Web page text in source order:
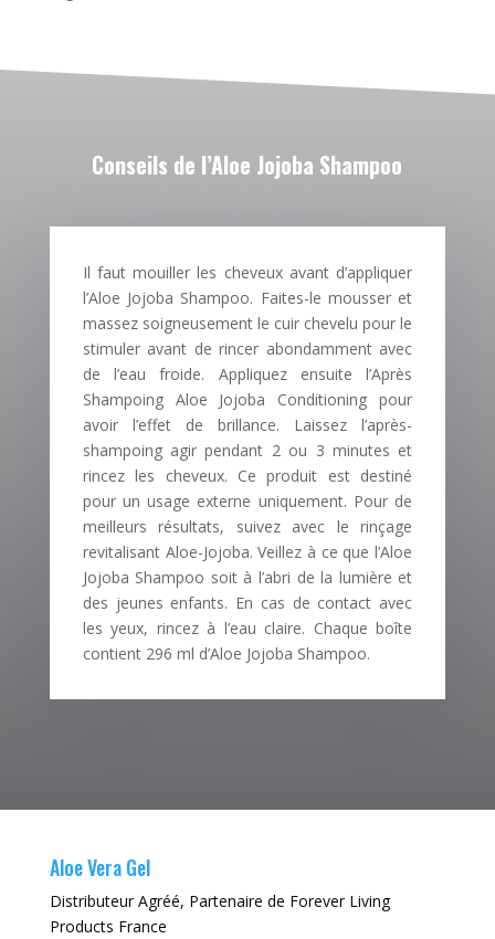
Conseils de l’Aloe Jojoba Shampoo
Il faut mouiller les cheveux avant d’appliquer
l’Aloe Jojoba Shampoo. Faites-le mousser et
massez soigneusement le cuir chevelu pour le
stimuler avant de rincer abondamment avec
de l’eau froide. Appliquez ensuite l’Après
Shampoing Aloe Jojoba Conditioning pour
avoir l’effet de brillance. Laissez l’après-
shampoing agir pendant 2 ou 3 minutes et
rincez les cheveux. Ce produit est destiné
pour un usage externe uniquement. Pour de
meilleurs résultats, suivez avec le rinçage
revitalisant Aloe-Jojoba. Veillez à ce que l’Aloe
Jojoba Shampoo soit à l’abri de la lumière et
des jeunes enfants. En cas de contact avec
les yeux, rincez à l’eau claire. Chaque boîte
contient 296 ml d’Aloe Jojoba Shampoo.
Aloe Vera Gel
Distributeur Agréé, Partenaire de Forever Living
Products France